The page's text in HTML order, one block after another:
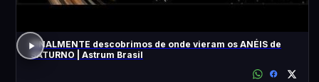
FINALMENTE descobrimos de onde vieram os ANÉIS de
SATURNO | Astrum Brasil